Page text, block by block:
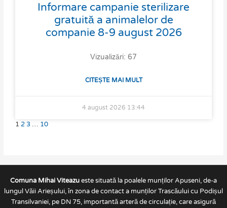
Informare campanie sterilizare
gratuită a animalelor de
companie 8-9 august 2026
Vizualizări: 67
CITEȘTE MAI MULT
4 august 2026 13:44
1 2 3 … 10
Comuna Mihai Viteazueste situată la poalele munților Apuseni, de-a
lungul Văii Arieșului, în zona de contact a munților Trascăului cu Podișul
Transilvaniei, pe DN 75, importantă arteră de circulație, care asigură